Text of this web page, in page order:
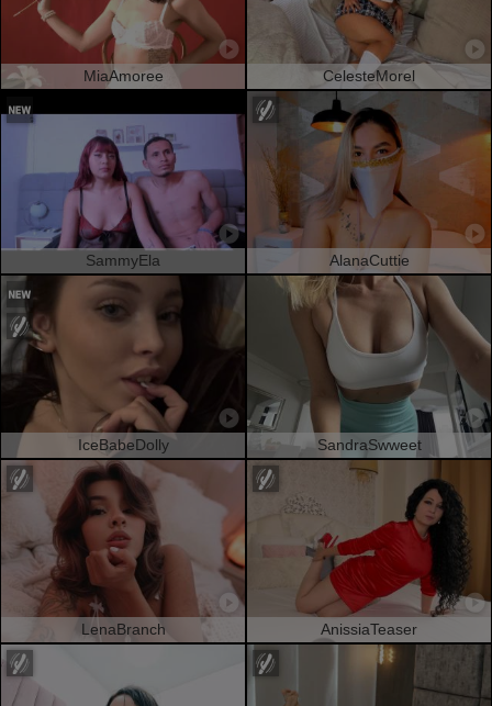
MiaAmoree CelesteMorel
SammyEla AlanaCuttie
IceBabeDolly SandraSwweet
LenaBranch AnissiaTeaser